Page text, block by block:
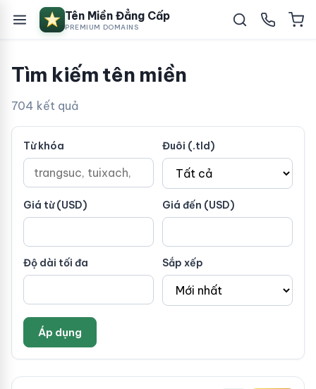
Tên Miền Đẳng Cấp
PREMIUM DOMAINS
Tìm kiếm tên miền
704 kết quả
Từ khóa Đuôi (.tld)
Giá từ (USD) Giá đến (USD)
Độ dài tối đa Sắp xếp
Áp dụng